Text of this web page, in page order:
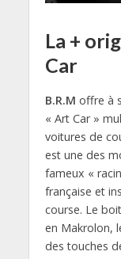
La +
Car
B.R.M offre à
« Art Car »
voitures de
est une des
fameux «
française et
course. Le
en Makrolon,
des touches